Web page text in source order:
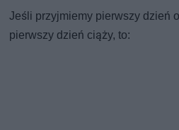
Jeśli przyjmiemy pierwszy dzień
pierwszy dzień ciąży, to: